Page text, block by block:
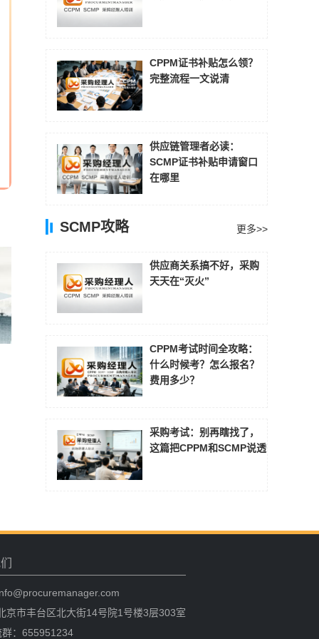
CPPM证书补贴怎么领？
完整流程一文说清
供应链管理者必读：
SCMP证书补贴申请窗口
在哪里
SCMP攻略 更多>>
供应商关系搞不好，采购
天天在“灭火”
CPPM考试时间全攻略：
什么时候考？怎么报名？
费用多少？
采购考试：别再瞎找了，
这篇把CPPM和SCMP说透
京市丰台区北大街14号院1号楼3层303室
群：655951234